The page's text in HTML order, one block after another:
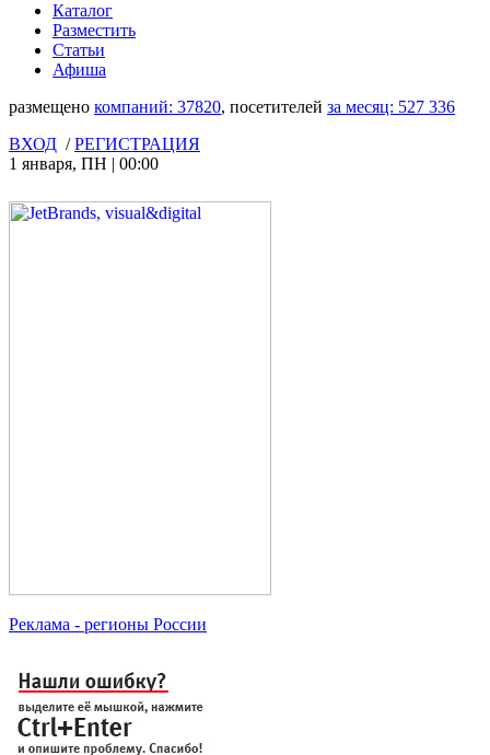
Каталог
Разместить
Статьи
Афиша
размещено компаний: 37820, посетителей за месяц: 527 336
ВХОД /РЕГИСТРАЦИЯ
1 января, ПН | 00:00
Реклама - регионы России